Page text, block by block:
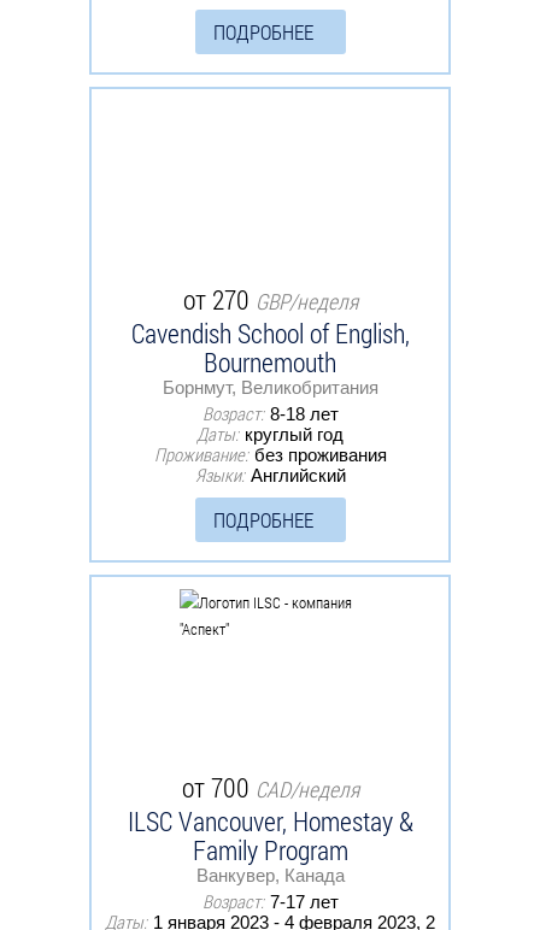
ПОДРОБНЕЕ
от 270 GBP/неделя
Cavendish School of English,
Bournemouth
Борнмут, Великобритания
Возраст: 8-18 лет
Даты: круглый год
Проживание: без проживания
Языки: Английский
ПОДРОБНЕЕ
от 700 CAD/неделя
ILSC Vancouver, Homestay &
Family Program
Ванкувер, Канада
Возраст: 7-17 лет
Даты: 1 января 2023 - 4 февраля 2023, 2